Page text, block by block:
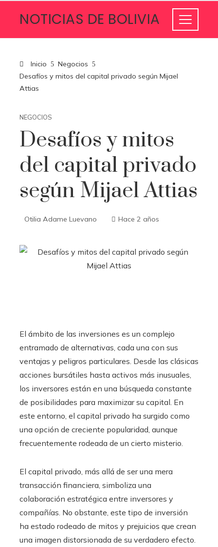
NOTICIAS DE BOLIVIA
Inicio
Negocios
Desafíos y mitos del capital privado según Mijael
Attias
NEGOCIOS
Desafíos y mitos
del capital privado
según Mijael Attias
Otilia Adame Luevano Hace 2 años
El ámbito de las inversiones es un complejo
entramado de alternativas, cada una con sus
ventajas y peligros particulares. Desde las clásicas
acciones bursátiles hasta activos más inusuales,
los inversores están en una búsqueda constante
de posibilidades para maximizar su capital. En
este entorno, el capital privado ha surgido como
una opción de creciente popularidad, aunque
frecuentemente rodeada de un cierto misterio.
El capital privado, más allá de ser una mera
transacción financiera, simboliza una
colaboración estratégica entre inversores y
compañías. No obstante, este tipo de inversión
ha estado rodeado de mitos y prejuicios que crean
una imagen distorsionada de su verdadero efecto.